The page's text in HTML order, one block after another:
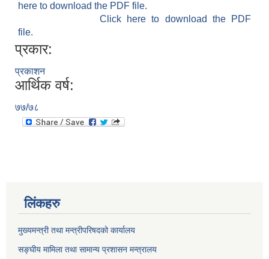
here to download the PDF file.
Click here to download the PDF
file.
प्रकार:
प्रकाशन
आर्थिक वर्ष:
७७/७८
लिंकहरु
मुख्यमन्त्री तथा मन्त्रीपरिषदको कार्यालय
सङ्घीय मामिला तथा सामान्य प्रशासन मन्त्रालय